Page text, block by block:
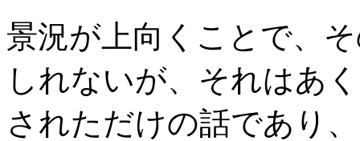
景況が上向くことで、
しれないが、それはあ
されただけの話であり